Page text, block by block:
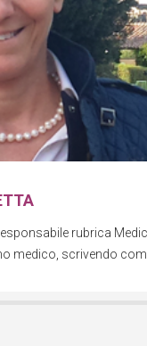
rubrica
medico, scrivendo